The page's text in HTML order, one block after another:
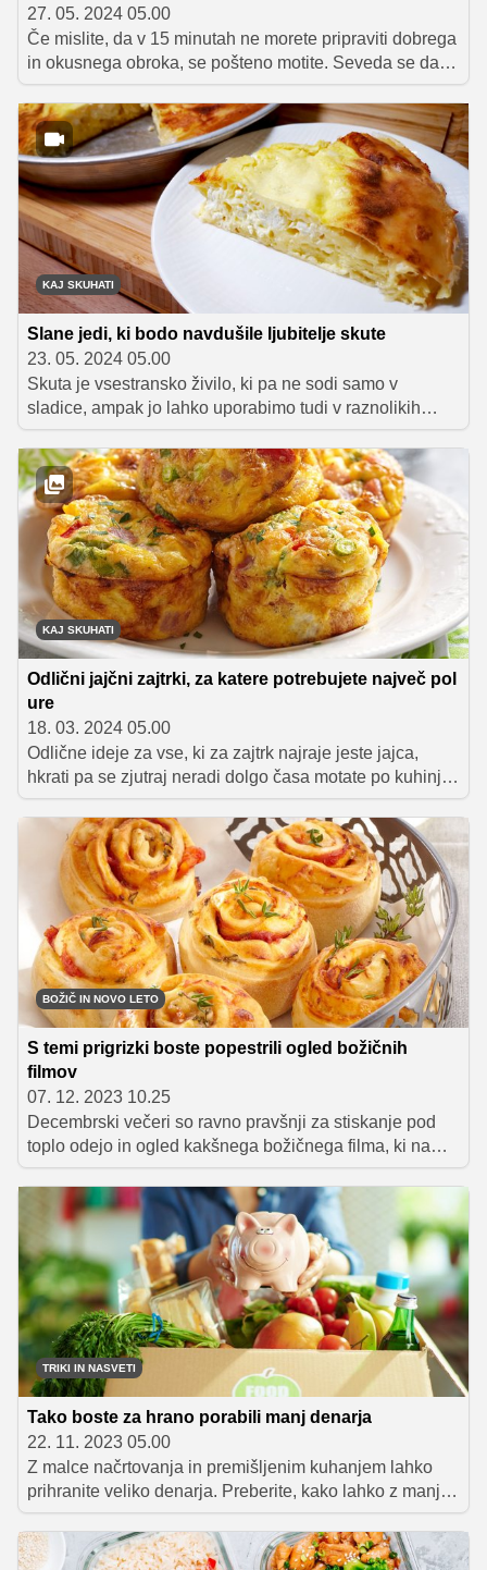
27. 05. 2024 05.00
Če mislite, da v 15 minutah ne morete pripraviti dobrega
in okusnega obroka, se pošteno motite. Seveda se da,
samo s pravimi sestavinami in recepti se morate
oborožiti. Predstavljamo vam nekaj naših najljubših
ekspresnih jedi, med katerimi boste našli tudi nekaj
zdravih in uravnoteženih alternativ.
KAJ SKUHATI
Slane jedi, ki bodo navdušile ljubitelje skute
23. 05. 2024 05.00
Skuta je vsestransko živilo, ki pa ne sodi samo v
sladice, ampak jo lahko uporabimo tudi v raznolikih
slanih jedeh. Da ne boste iz nje vedno pripravljali samo
namazov in je dodajali v skutin oziroma sirov 'burek',
vam v nadaljevanju ponujamo še nekaj odličnih slanih
receptov: od hitrih njokov in cmokov pa vse do
odličnega, rahlo pikantnega tuninega narastka.
KAJ SKUHATI
Odlični jajčni zajtrki, za katere potrebujete največ pol
ure
18. 03. 2024 05.00
Odlične ideje za vse, ki za zajtrk najraje jeste jajca,
hkrati pa se zjutraj neradi dolgo časa motate po kuhinji.
Da zjutraj na vašem meniju ne bodo vedno samo
umešana, kuhana ali pečena jajca, preletite naše
spodnje predloge, ki vas bodo zagotovo navdušili.
BOŽIČ IN NOVO LETO
S temi prigrizki boste popestrili ogled božičnih
filmov
07. 12. 2023 10.25
Decembrski večeri so ravno pravšnji za stiskanje pod
toplo odejo in ogled kakšnega božičnega filma, ki nam
bo ogrel srce. Da bodo filmski večeri še bolj praznični, si
ob ogledu privoščimo tudi kakšen dober prigrizek.
TRIKI IN NASVETI
Tako boste za hrano porabili manj denarja
22. 11. 2023 05.00
Z malce načrtovanja in premišljenim kuhanjem lahko
prihranite veliko denarja. Preberite, kako lahko z manj
stroški za svoje najdražje še naprej pripravljate zdrave
in okusne jedi.